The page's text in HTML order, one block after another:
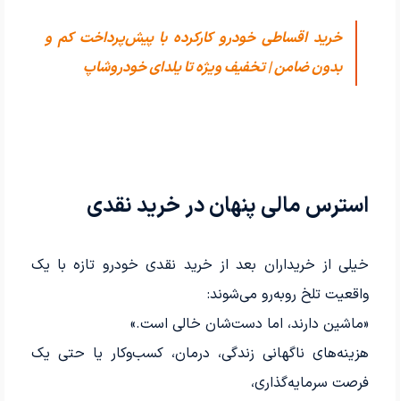
خرید اقساطی خودرو کارکرده با پیش‌پرداخت کم و
بدون ضامن | تخفیف ویژه تا یلدای خودروشاپ
استرس مالی پنهان در خرید نقدی
خیلی از خریداران بعد از خرید نقدی خودرو تازه با یک
واقعیت تلخ روبه‌رو می‌شوند:
«ماشین دارند، اما دست‌شان خالی است.»
هزینه‌های ناگهانی زندگی، درمان، کسب‌وکار یا حتی یک
فرصت سرمایه‌گذاری،